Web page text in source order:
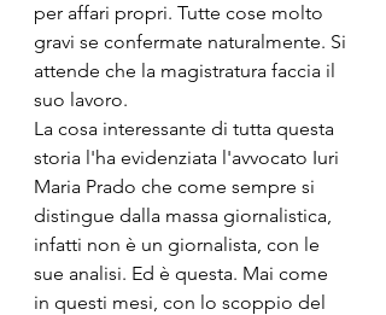
per affari propri. Tutte cose molto
gravi se confermate naturalmente. Si
attende che la magistratura faccia il
suo lavoro.
La cosa interessante di tutta questa
storia l'ha evidenziata l'avvocato Iuri
Maria Prado che come sempre si
distingue dalla massa giornalistica,
infatti non è un giornalista, con le
sue analisi. Ed è questa. Mai come
in questi mesi, con lo scoppio del